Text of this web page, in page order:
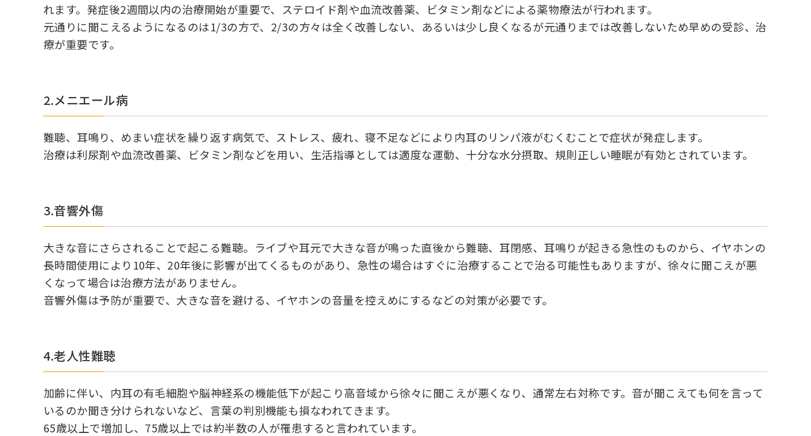
れます。発症後2週間以内の治療開始が重要で、ステロイド剤や血流改善薬、ビタミン剤などによる薬物療法が行われます。
元通りに聞こえるようになるのは1/3の方で、2/3の方々は全く改善しない、あるいは少し良くなるが元通りまでは改善しないため早めの受診、治
療が重要です。
2.メニエール病
難聴、耳鳴り、めまい症状を繰り返す病気で、ストレス、疲れ、寝不足などにより内耳のリンパ液がむくむことで症状が発症します。
治療は利尿剤や血流改善薬、ビタミン剤などを用い、生活指導としては適度な運動、十分な水分摂取、規則正しい睡眠が有効とされています。
3.音響外傷
大きな音にさらされることで起こる難聴。ライブや耳元で大きな音が鳴った直後から難聴、耳閉感、耳鳴りが起きる急性のものから、イヤホンの
長時間使用により10年、20年後に影響が出てくるものがあり、急性の場合はすぐに治療することで治る可能性もありますが、徐々に聞こえが悪
くなって場合は治療方法がありません。
音響外傷は予防が重要で、大きな音を避ける、イヤホンの音量を控えめにするなどの対策が必要です。
4.老人性難聴
加齢に伴い、内耳の有毛細胞や脳神経系の機能低下が起こり高音域から徐々に聞こえが悪くなり、通常左右対称です。音が聞こえても何を言って
いるのか聞き分けられないなど、言葉の判別機能も損なわれてきます。
65歳以上で増加し、75歳以上では約半数の人が罹患すると言われています。